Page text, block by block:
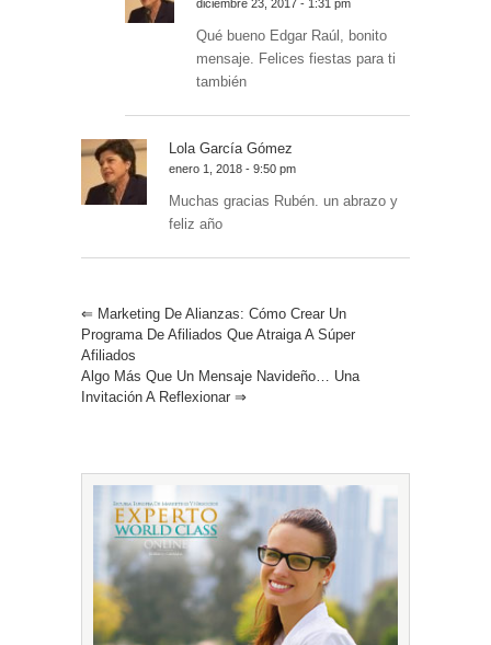
diciembre 23, 2017 - 1:31 pm
Qué bueno Edgar Raúl, bonito
mensaje. Felices fiestas para ti
también
Lola García Gómez
enero 1, 2018 - 9:50 pm
Muchas gracias Rubén. un abrazo y
feliz año
⇐ Marketing De Alianzas: Cómo Crear Un
Programa De Afiliados Que Atraiga A Súper
Afiliados
Algo Más Que Un Mensaje Navideño… Una
Invitación A Reflexionar ⇒